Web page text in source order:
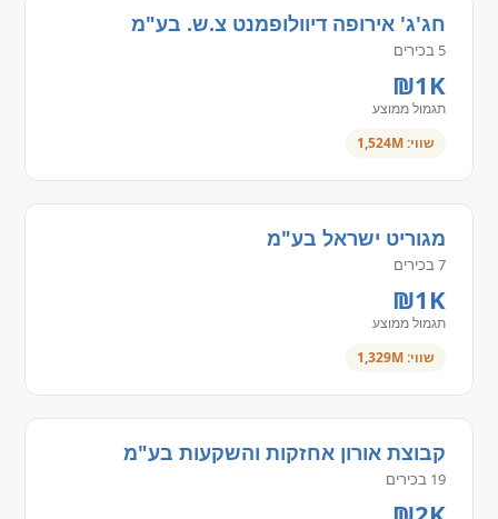
חג'ג' אירופה דיוולופמנט צ.ש. בע"מ
5 בכירים
₪1K
תגמול ממוצע
שווי: 1,524M
מגוריט ישראל בע"מ
7 בכירים
₪1K
תגמול ממוצע
שווי: 1,329M
קבוצת אורון אחזקות והשקעות בע"מ
19 בכירים